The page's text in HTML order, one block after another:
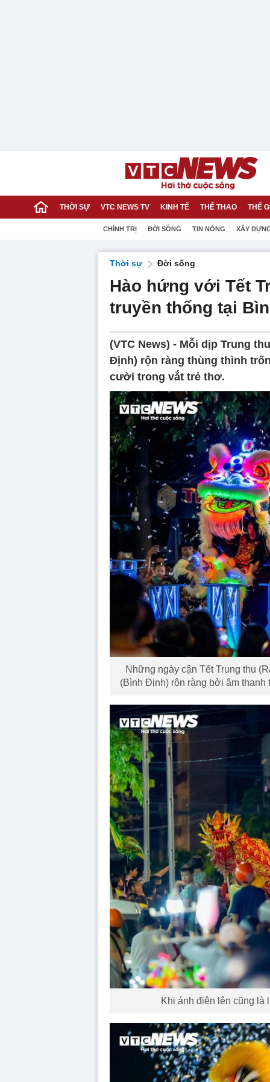
THỜI SỰ VTC NEWS TV KINH TẾ THỂ THAO THẾ
CHÍNH TRỊ ĐỜI SỐNG TIN NÓNG XÂY
Thời sự Đời sống
Hào hứng với Tết
truyền thống tại
(VTC News) - Mỗi dịp Trung
Định) rộn ràng thùng thình
cười trong vắt trẻ thơ.
Những ngày cận Tết Trung thu
(Bình Định) rộn ràng bởi âm
Khi ánh điện lên cũng là